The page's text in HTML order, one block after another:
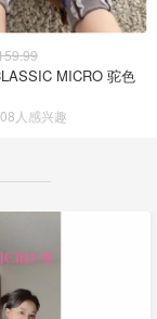
MICRO 驼色
人感兴趣